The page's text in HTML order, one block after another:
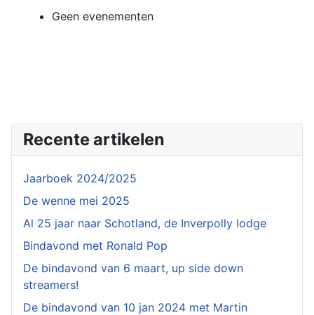
Geen evenementen
Recente artikelen
Jaarboek 2024/2025
De wenne mei 2025
Al 25 jaar naar Schotland, de Inverpolly lodge
Bindavond met Ronald Pop
De bindavond van 6 maart, up side down
streamers!
De bindavond van 10 jan 2024 met Martin